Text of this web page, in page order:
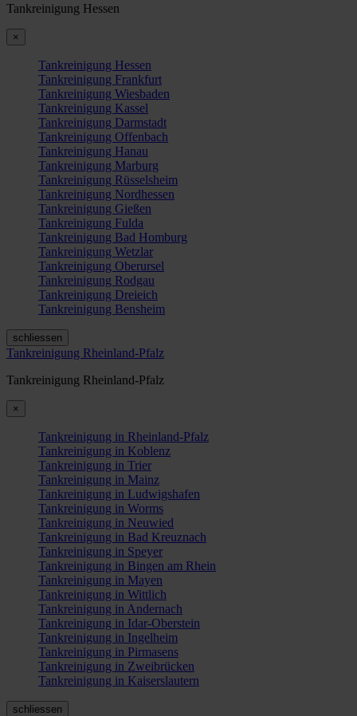
Tankreinigung Hessen
×
Tankreinigung Hessen
Tankreinigung Frankfurt
Tankreinigung Wiesbaden
Tankreinigung Kassel
Tankreinigung Darmstadt
Tankreinigung Offenbach
Tankreinigung Hanau
Tankreinigung Marburg
Tankreinigung Rüsselsheim
Tankreinigung Nordhessen
Tankreinigung Gießen
Tankreinigung Fulda
Tankreinigung Bad Homburg
Tankreinigung Wetzlar
Tankreinigung Oberursel
Tankreinigung Rodgau
Tankreinigung Dreieich
Tankreinigung Bensheim
schliessen
Tankreinigung Rheinland-Pfalz
Tankreinigung Rheinland-Pfalz
×
Tankreinigung in Rheinland-Pfalz
Tankreinigung in Koblenz
Tankreinigung in Trier
Tankreinigung in Mainz
Tankreinigung in Ludwigshafen
Tankreinigung in Worms
Tankreinigung in Neuwied
Tankreinigung in Bad Kreuznach
Tankreinigung in Speyer
Tankreinigung in Bingen am Rhein
Tankreinigung in Mayen
Tankreinigung in Wittlich
Tankreinigung in Andernach
Tankreinigung in Idar-Oberstein
Tankreinigung in Ingelheim
Tankreinigung in Pirmasens
Tankreinigung in Zweibrücken
Tankreinigung in Kaiserslautern
schliessen